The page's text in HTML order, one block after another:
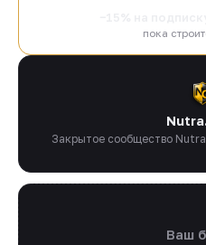
пока
Закрытое сообщество
Ваш